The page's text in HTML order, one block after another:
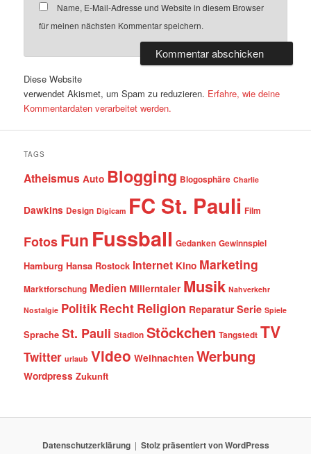
Name, E-Mail-Adresse und Website in diesem Browser
für meinen nächsten Kommentar speichern.
Diese Website
verwendet Akismet, um Spam zu reduzieren. Erfahre, wie deine
Kommentardaten verarbeitet werden.
TAGS
Atheismus Auto Blogging Blogosphäre Charlie
Dawkins Design Digicam FC St. Pauli Film
FotosFun Fussball Gedanken Gewinnspiel
Hamburg Hansa Rostock Internet Kino Marketing
Marktforschung Medien Millerntaler Musik Nahverkehr
Nostalgie Politik Recht Religion Reparatur Serie Spiele
Sprache St. Pauli Stadion Stöckchen Tangstedt TV
Twitter urlaub Video Weihnachten Werbung
Wordpress Zukunft
Datenschutzerklärung Stolz präsentiert von WordPress